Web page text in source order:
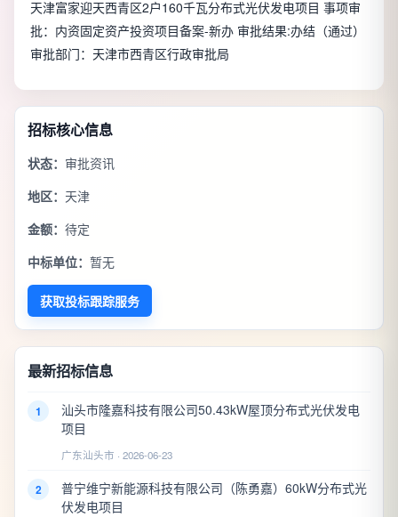
天津富家迎天西青区2户160千瓦分布式光伏发电项目 事项审
批：内资固定资产投资项目备案-新办 审批结果:办结（通过）
审批部门：天津市西青区行政审批局
招标核心信息
状态： 审批资讯
地区： 天津
金额： 待定
中标单位： 暂无
获取投标跟踪服务
最新招标信息
1
汕头市隆嘉科技有限公司50.43kW屋顶分布式光伏发电
项目
广东汕头市 · 2026-06-23
2
普宁维宁新能源科技有限公司（陈勇嘉）60kW分布式光
伏发电项目